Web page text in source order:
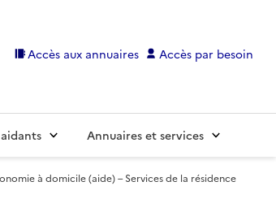
Accès aux annuaires Accès par besoin
Annuaires et services
à domicile (aide) – Services de la résidence